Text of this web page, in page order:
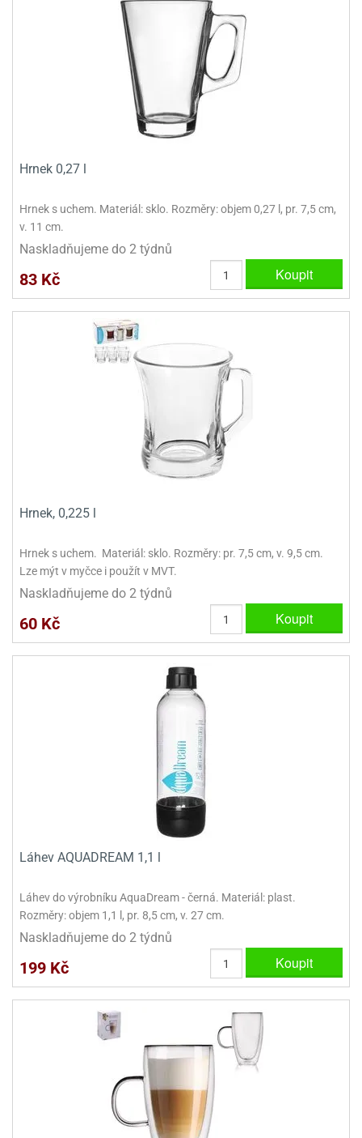
Hrnek 0,27 l
Hrnek s uchem. Materiál: sklo. Rozměry: objem 0,27 l, pr. 7,5 cm,
v. 11 cm.
Naskladňujeme do 2 týdnů
83 Kč Koupit
Hrnek, 0,225 l
Hrnek s uchem. Materiál: sklo. Rozměry: pr. 7,5 cm, v. 9,5 cm.
Lze mýt v myčce i použít v MVT.
Naskladňujeme do 2 týdnů
60 Kč Koupit
Láhev AQUADREAM 1,1 l
Láhev do výrobníku AquaDream - černá. Materiál: plast.
Rozměry: objem 1,1 l, pr. 8,5 cm, v. 27 cm.
Naskladňujeme do 2 týdnů
199 Kč Koupit